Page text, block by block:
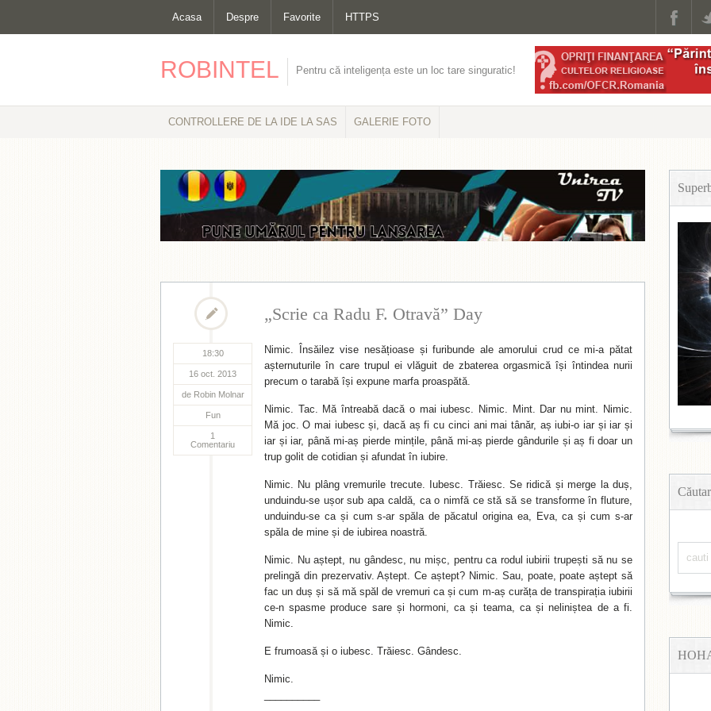
Acasa Despre Favorite HTTPS
ROBINTEL Pentru că inteligența este un loc tare singuratic!
CONTROLLERE DE LA IDE LA SAS GALERIE FOTO
18:30
16 oct. 2013
de Robin Molnar
Fun
1
Comentariu
„Scrie ca Radu F. Otravă” Day
Nimic. Însăilez vise nesățioase și furibunde ale amorului crud ce mi-a pătat
așternuturile în care trupul ei vlăguit de zbaterea orgasmică își întindea nurii
precum o tarabă își expune marfa proaspătă.
Nimic. Tac. Mă întreabă dacă o mai iubesc. Nimic. Mint. Dar nu mint. Nimic.
Mă joc. O mai iubesc și, dacă aș fi cu cinci ani mai tânăr, aș iubi-o iar și iar și
iar și iar, până mi-aș pierde mințile, până mi-aș pierde gândurile și aș fi doar un
trup golit de cotidian și afundat în iubire.
Nimic. Nu plâng vremurile trecute. Iubesc. Trăiesc. Se ridică și merge la duș,
unduindu-se ușor sub apa caldă, ca o nimfă ce stă să se transforme în fluture,
unduindu-se ca și cum s-ar spăla de păcatul origina ea, Eva, ca și cum s-ar
spăla de mine și de iubirea noastră.
Nimic. Nu aștept, nu gândesc, nu mișc, pentru ca rodul iubirii trupești să nu se
prelingă din prezervativ. Aștept. Ce aștept? Nimic. Sau, poate, poate aștept să
fac un duș și să mă spăl de vremuri ca și cum m-aș curăța de transpirația iubirii
ce-n spasme produce sare și hormoni, ca și teama, ca și neliniștea de a fi.
Nimic.
E frumoasă și o iubesc. Trăiesc. Gândesc.
Nimic.